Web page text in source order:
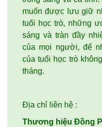
muốn được lưu giữ
tuổi học trò, những
sáng và tràn đầy
của mọi người, để
của tuổi học trò
tháng.
Địa chỉ liên hệ :
Thương hiệu Đồng